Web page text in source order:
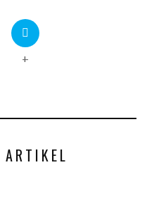
+
ARTIKEL